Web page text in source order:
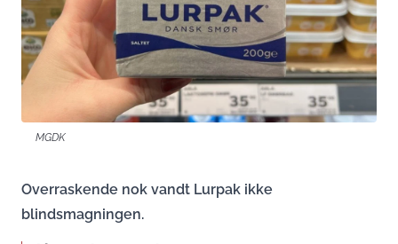
MGDK
Overraskende nok vandt Lurpak ikke
blindsmagningen.